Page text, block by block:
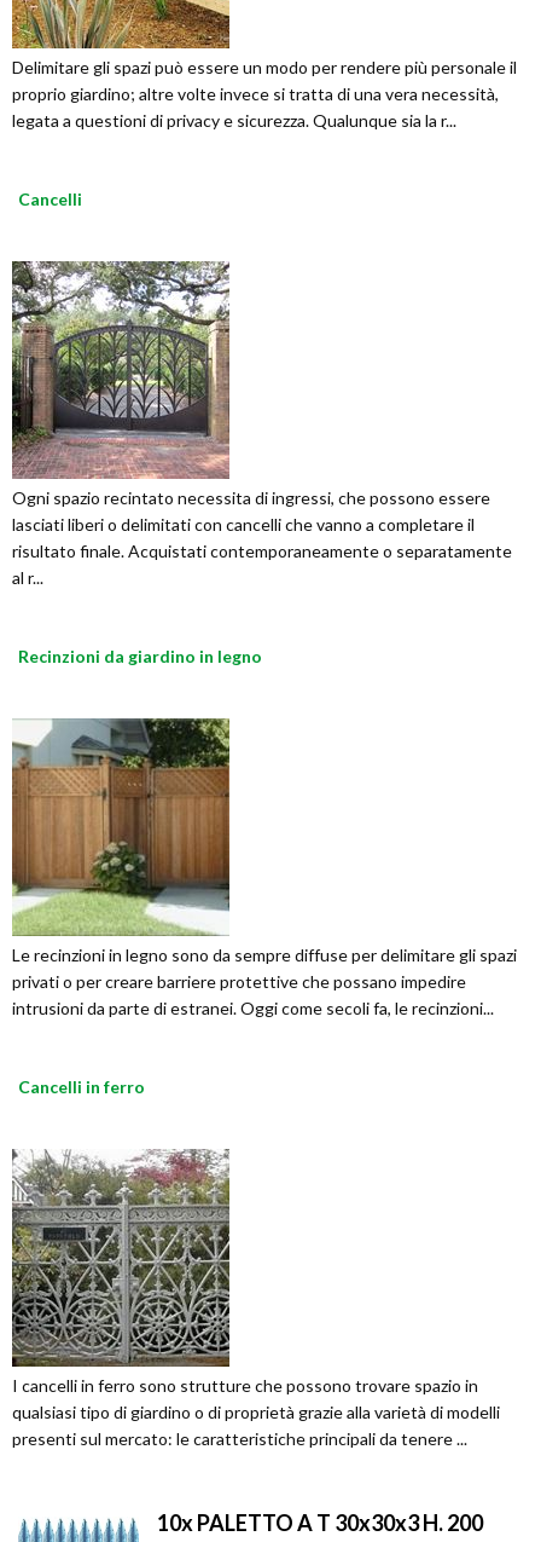
Delimitare gli spazi può essere un modo per rendere più personale il
proprio giardino; altre volte invece si tratta di una vera necessità,
legata a questioni di privacy e sicurezza. Qualunque sia la r...
Cancelli
Ogni spazio recintato necessita di ingressi, che possono essere
lasciati liberi o delimitati con cancelli che vanno a completare il
risultato finale. Acquistati contemporaneamente o separatamente
al r...
Recinzioni da giardino in legno
Le recinzioni in legno sono da sempre diffuse per delimitare gli spazi
privati o per creare barriere protettive che possano impedire
intrusioni da parte di estranei. Oggi come secoli fa, le recinzioni...
Cancelli in ferro
I cancelli in ferro sono strutture che possono trovare spazio in
qualsiasi tipo di giardino o di proprietà grazie alla varietà di modelli
presenti sul mercato: le caratteristiche principali da tenere ...
10x PALETTO A T 30x30x3 H. 200